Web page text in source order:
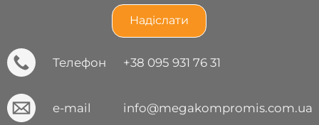
Телефон +38 095 931 76 31
e-mail info@megakompromis.com.ua